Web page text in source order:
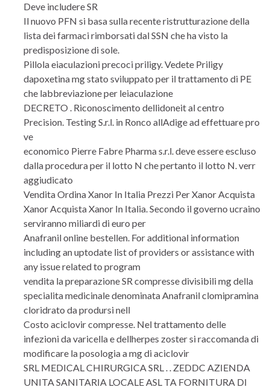
Deve includere SR
Il nuovo PFN si basa sulla recente ristrutturazione della
lista dei farmaci rimborsati dal SSN che ha visto la
predisposizione di sole.
Pillola eiaculazioni precoci priligy. Vedete Priligy
dapoxetina mg stato sviluppato per il trattamento di PE
che labbreviazione per leiaculazione
DECRETO . Riconoscimento dellidoneit al centro
Precision. Testing S.r.l. in Ronco allAdige ad effettuare pro
ve
economico Pierre Fabre Pharma s.r.l. deve essere escluso
dalla procedura per il lotto N che pertanto il lotto N. verr
aggiudicato
Vendita Ordina Xanor In Italia Prezzi Per Xanor Acquista
Xanor Acquista Xanor In Italia. Secondo il governo ucraino
serviranno miliardi di euro per
Anafranil online bestellen. For additional information
including an uptodate list of providers or assistance with
any issue related to program
vendita la preparazione SR compresse divisibili mg della
specialita medicinale denominata Anafranil clomipramina
cloridrato da prodursi nell
Costo aciclovir compresse. Nel trattamento delle
infezioni da varicella e dellherpes zoster si raccomanda di
modificare la posologia a mg di aciclovir
SRL MEDICAL CHIRURGICA SRL . . ZEDDC AZIENDA
UNITA SANITARIA LOCALE ASL TA FORNITURA DI